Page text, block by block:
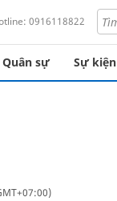
0916118822
Quân sự Sự kiện